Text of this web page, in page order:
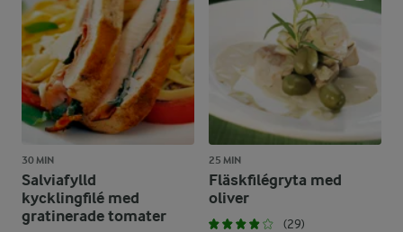
30 MIN
Salviafylld
kycklingfilé med
gratinerade tomater
25 MIN
Fläskfilégryta med
oliver
(29)